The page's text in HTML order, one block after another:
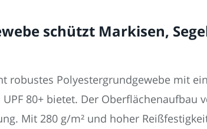
schützt Markisen,
robustes Polyestergrundgewebe mit
80+ bietet. Der Oberflächenaufbau
Mit 280 g/m² und hoher